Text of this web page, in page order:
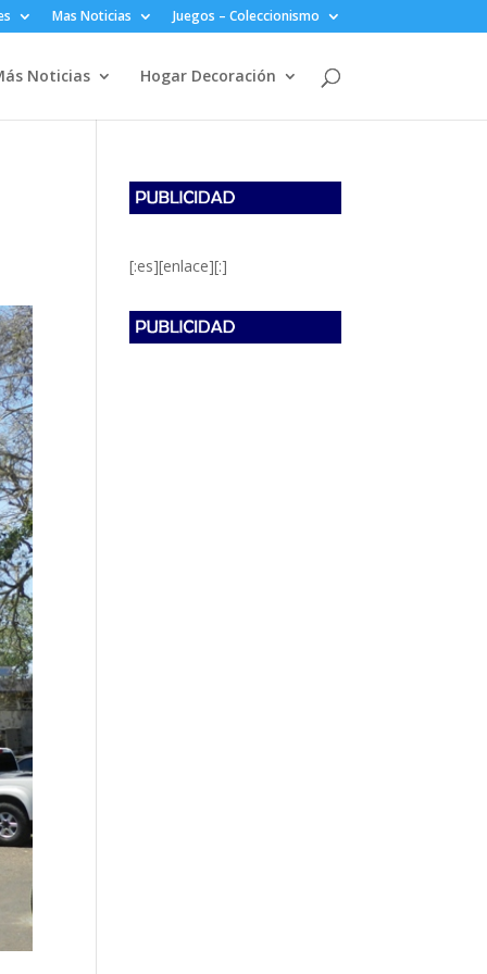
Mas Noticias Juegos – Coleccionismo
Noticias Hogar Decoración
[:es][enlace][:]